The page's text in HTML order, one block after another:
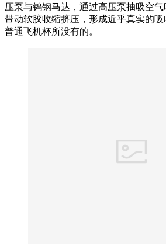
压泵与钨钢马达，通过高压泵抽吸空
带动软胶收缩挤压，形成近乎真实的
普通飞机杯所没有的。